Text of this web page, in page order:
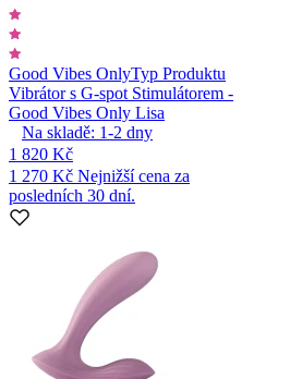
Good Vibes OnlyTyp Produktu
Vibrátor s G-spot Stimulátorem -
Good Vibes Only Lisa
Na skladě: 1-2 dny
1 820 Kč
1 270 Kč Nejnižší cena za
posledních 30 dní.